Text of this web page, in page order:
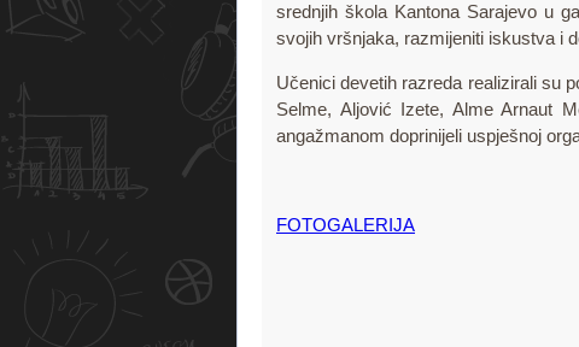
srednjih škola Kantona Sarajevo u
svojih vršnjaka, razmijeniti iskustva i
Učenici devetih razreda realizirali su
Selme, Aljović Izete, Alme Arnaut
angažmanom doprinijeli uspješnoj
FOTOGALERIJA